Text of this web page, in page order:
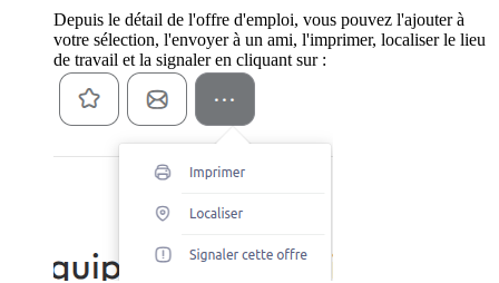
Depuis le détail de l'offre d'emploi, vous pouvez l'ajouter à
votre sélection, l'envoyer à un ami, l'imprimer, localiser le lieu
de travail et la signaler en cliquant sur :